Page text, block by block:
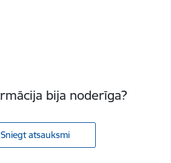
bija noderīga?
Sniegt atsauksmi